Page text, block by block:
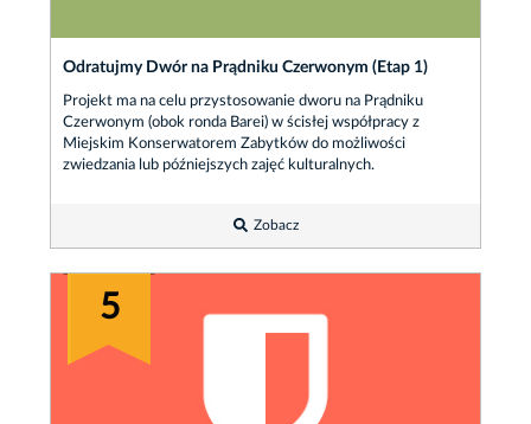
Odratujmy Dwór na Prądniku Czerwonym (Etap 1)
Projekt ma na celu przystosowanie dworu na Prądniku
Czerwonym (obok ronda Barei) w ścisłej współpracy z
Miejskim Konserwatorem Zabytków do możliwości
zwiedzania lub późniejszych zajęć kulturalnych.
Zobacz
5